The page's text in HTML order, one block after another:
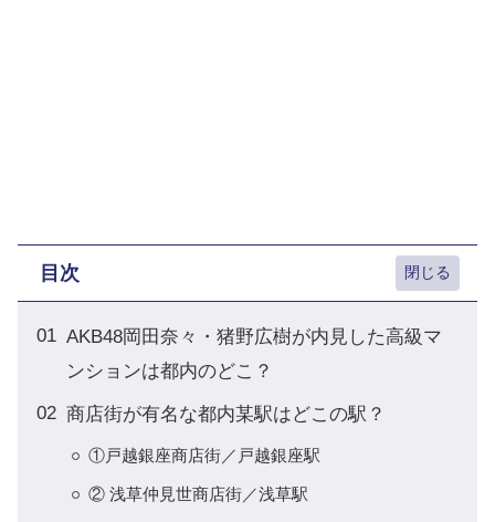
目次
AKB48岡田奈々・猪野広樹が内見した高級マ
ンションは都内のどこ？
商店街が有名な都内某駅はどこの駅？
①戸越銀座商店街／戸越銀座駅
② 浅草仲見世商店街／浅草駅